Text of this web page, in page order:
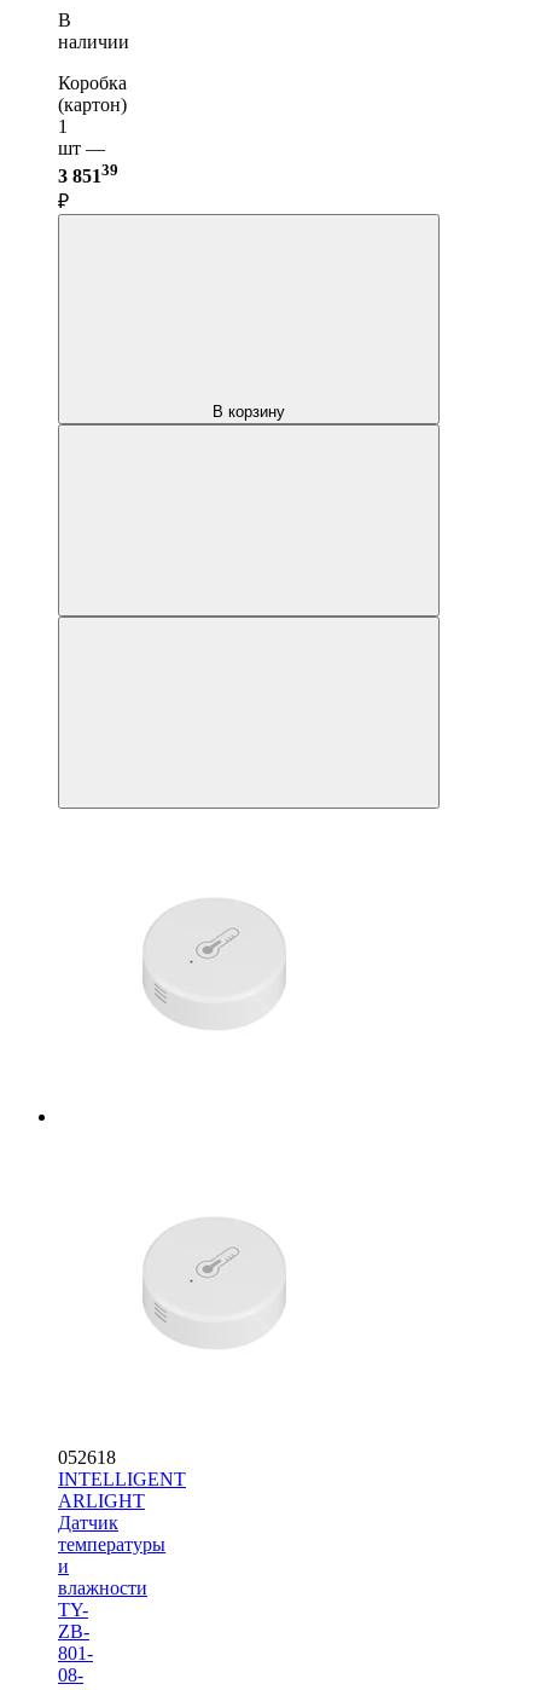
В
наличии
Коробка
(картон)
1
шт —
3 85139
₽
В корзину
052618
INTELLIGENT
ARLIGHT
Датчик
температуры
и
влажности
TY-
ZB-
801-
08-